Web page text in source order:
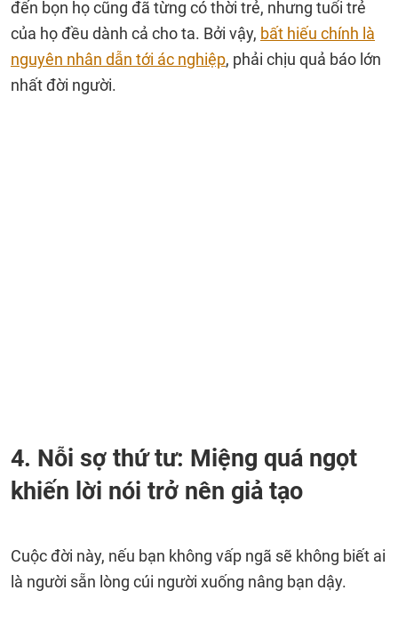
đến bọn họ cũng đã từng có thời trẻ, nhưng tuổi trẻ
của họ đều dành cả cho ta. Bởi vậy, bất hiếu chính là
nguyên nhân dẫn tới ác nghiệp, phải chịu quả báo lớn
nhất đời người.
4. Nỗi sợ thứ tư: Miệng quá ngọt
khiến lời nói trở nên giả tạo
Cuộc đời này, nếu bạn không vấp ngã sẽ không biết ai
là người sẵn lòng cúi người xuống nâng bạn dậy.